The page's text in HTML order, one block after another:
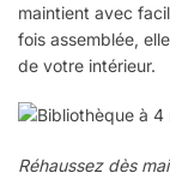
maintient avec
fois assemblée,
de votre intérieur.
Réhaussez dès